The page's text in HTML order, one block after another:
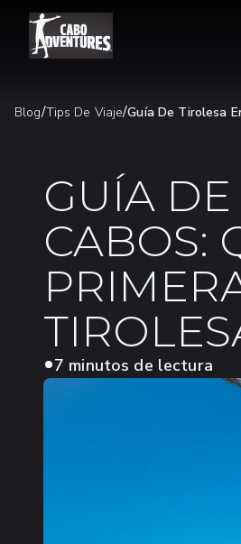
Blog/Tips De Viaje/Guía De Tirolesa
GUÍA
CABOS:
7 minutos de lectura